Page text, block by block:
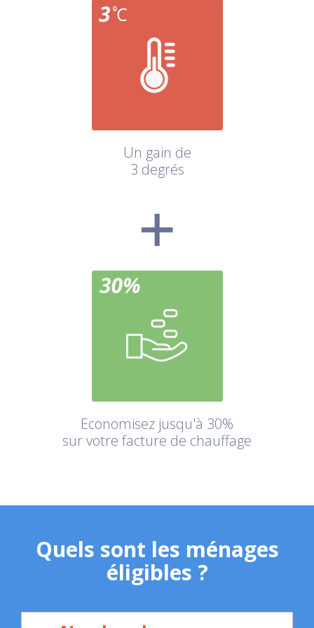
Un gain de
3 degrés
Economisez jusqu'à 30%
sur votre facture de chauffage
Quels sont les ménages
éligibles ?